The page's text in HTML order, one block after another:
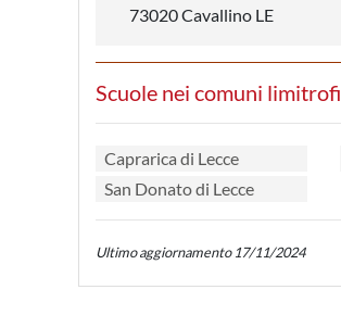
73020 Cavallino LE
Scuole nei comuni limitrofi
Caprarica di Lecce
San Donato di Lecce
Ultimo aggiornamento 17/11/2024